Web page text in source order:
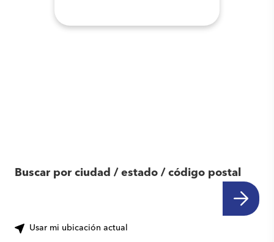
Buscar por ciudad / estado / código postal
Usar mi ubicación actual